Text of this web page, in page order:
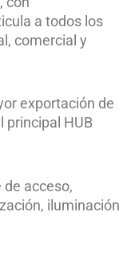
a todos los
comercial y
exportación de
principal HUB
acceso,
iluminación